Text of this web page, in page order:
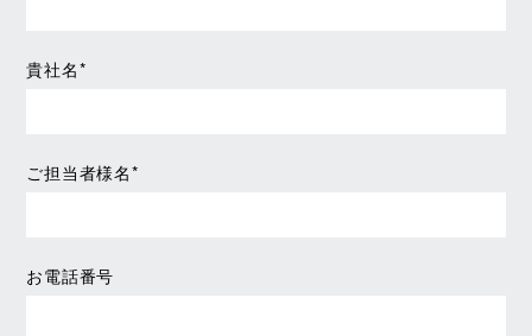
貴社名*
ご担当者様名*
お電話番号